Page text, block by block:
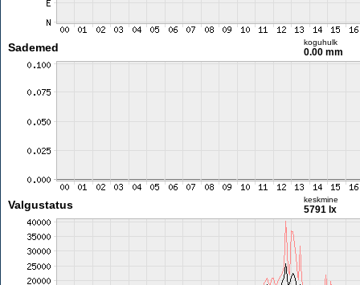
Sademed koguhulk
0.00 mm
Valgustatus keskmine
5791 lx